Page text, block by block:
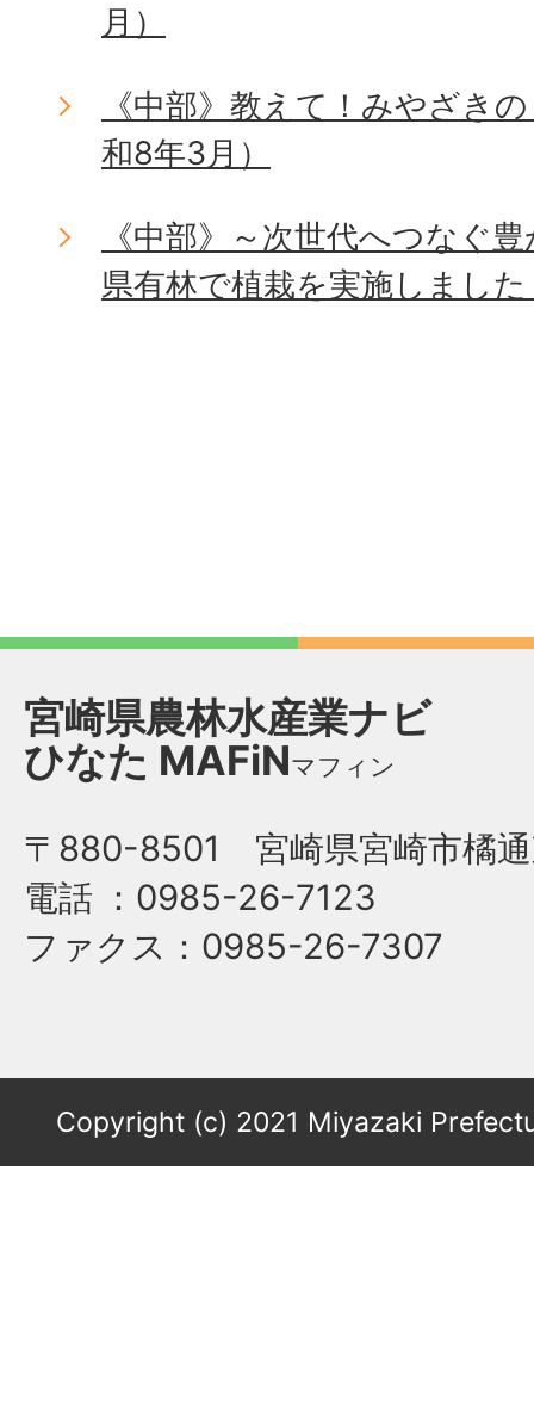
月）
《中部》教えて！みやざき
和8年3月）
《中部》～次世代へつなぐ
県有林で植栽を実施しまし
宮崎県農林水産業ナビ
ひなた MAFiNマフィン
〒880-8501 宮崎県宮崎市橘通
電話 ：0985-26-7123
ファクス ：0985-26-7307
Copyright (c) 2021 Miyazaki